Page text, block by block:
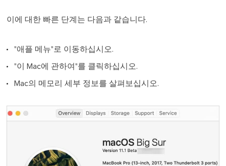
이에 대한 빠른 단계는 다음과 같습니다.
"애플 메뉴"로 이동하십시오.
"이 Mac에 관하여"를 클릭하십시오.
Mac의 메모리 세부 정보를 살펴보십시오.